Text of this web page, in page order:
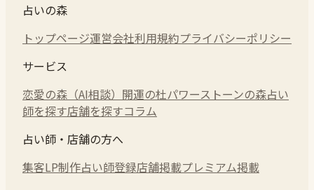
占いの森
トップページ運営会社利用規約プライバシーポリシー
サービス
恋愛の森（AI相談） 開運の杜パワーストーンの森占い
師を探す店舗を探すコラム
占い師・店舗の方へ
集客LP制作占い師登録店舗掲載プレミアム掲載